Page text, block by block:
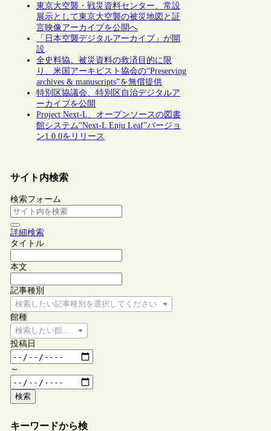
東京大空襲・戦災資料センター、常設
展示として東京大空襲の被災地図と証
言映像アーカイブを公開へ
「日本空襲デジタルアーカイブ」が開
設
全史料協、被災資料の救済目的に限
り、米国アーキビスト協会の“Preserving
archives & manuscripts”を無償提供
特別区協議会、特別区自治デジタルア
ーカイブを公開
Project Next-L、オープンソースの図書
館システム“Next-L Enju Leaf”バージョ
ン1.0.0をリリース
サイト内検索
検索フォーム
詳細検索
タイトル
本文
記事種別
検索したい記事種別を選択してください
館種
検索したい館種を選択してください
投稿日
～
検索
キーワードから検